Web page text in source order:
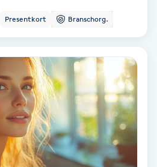
Presentkort Branschorg.